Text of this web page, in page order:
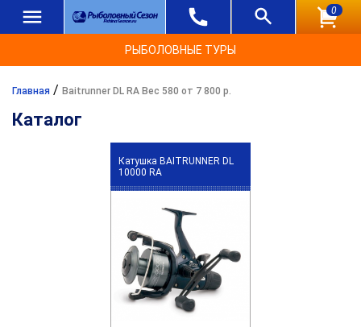
0
РЫБОЛОВНЫЕ ТУРЫ
Главная / Baitrunner DL RA Вес 580 от 7 800 р.
Каталог
Катушка BAITRUNNER DL
10000 RA